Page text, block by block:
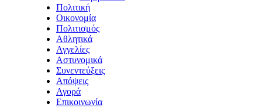
Πολιτική
Οικονομία
Πολιτισμός
Αθλητικά
Αγγελίες
Αστυνομικά
Συνεντεύξεις
Απόψεις
Αγορά
Επικοινωνία